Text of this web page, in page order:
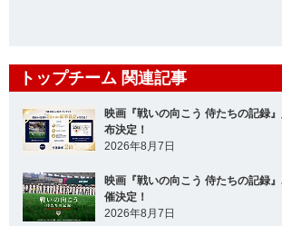
トップチーム 関連記事
映画『戦いの向こう 侍たちの記録
布決定！
2026年8月7日
映画『戦いの向こう 侍たちの記録
催決定！
2026年8月7日